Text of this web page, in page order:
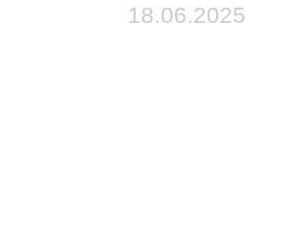
18.06.2025